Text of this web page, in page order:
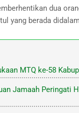
dua
yang berada
MTQ ke-58
Jamaah Peringati